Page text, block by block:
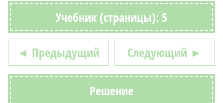
Учебник (страницы): 5
◄ Предыдущий Следующий ►
Решение